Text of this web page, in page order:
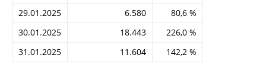
29.01.2025
6.580
80,6 %
30.01.2025
18.443
226,0 %
31.01.2025
11.604 142,2 %